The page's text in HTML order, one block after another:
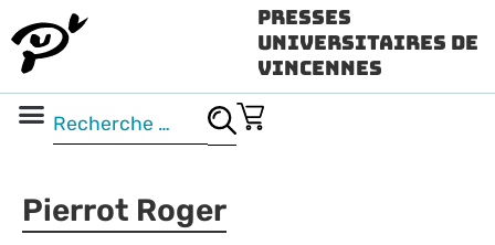
Presses
Universitaires de
Vincennes
Pierrot Roger